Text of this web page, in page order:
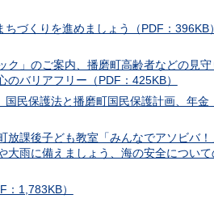
づくりを進めましょう（PDF：396KB）
ク」のご案内、播磨町高齢者などの見守
バリアフリー（PDF：425KB）
民保護法と播磨町国民保護計画、年金
放課後子ども教室「みんなでアソビバ
大雨に備えましょう、海の安全について
1,783KB）